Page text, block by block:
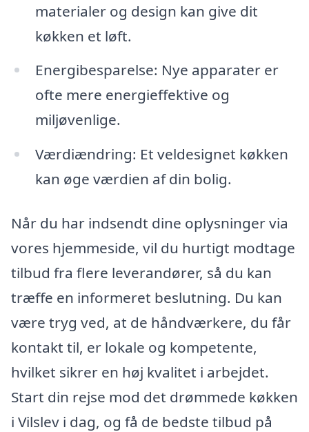
materialer og design kan give dit
køkken et løft.
Energibesparelse: Nye apparater er
ofte mere energieffektive og
miljøvenlige.
Værdiændring: Et veldesignet køkken
kan øge værdien af din bolig.
Når du har indsendt dine oplysninger via
vores hjemmeside, vil du hurtigt modtage
tilbud fra flere leverandører, så du kan
træffe en informeret beslutning. Du kan
være tryg ved, at de håndværkere, du får
kontakt til, er lokale og kompetente,
hvilket sikrer en høj kvalitet i arbejdet.
Start din rejse mod det drømmede køkken
i Vilslev i dag, og få de bedste tilbud på